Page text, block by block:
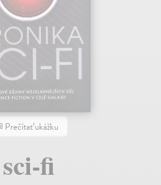
Prečítať ukážku
fi